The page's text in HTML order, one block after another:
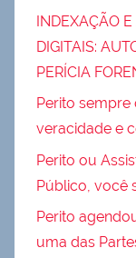
INDEXAÇÃO
DIGITAIS:
PERÍCIA
Perito sempre
veracidade e
Perito ou
Público, você
Perito
uma das